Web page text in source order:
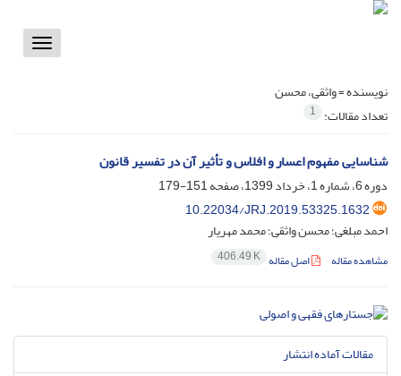
Toggle
نویسنده =واثقی، محسن
تعداد مقالات: 1
شناسایی مفهوم اعسار و افلاس و تأثیر آن در تفسیر قانون
دوره 6، شماره 1، خرداد 1399، صفحه
151-179
10.22034/JRJ.2019.53325.1632
احمد مبلغی؛ محسن واثقی؛ محمد مهریار
مشاهده مقاله اصل مقاله 406.49 K
مقالات آماده انتشار